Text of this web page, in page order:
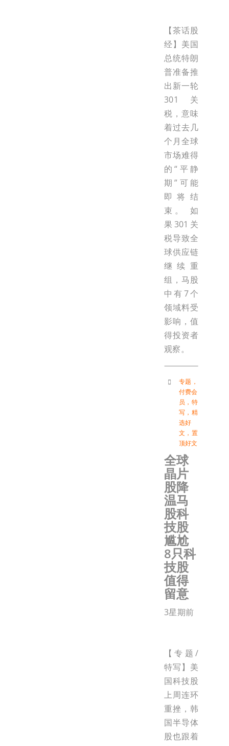
【茶话股
经】美国
总统特朗
普准备推
出新一轮
301关
税，意味
着过去几
个月全球
市场难得
的“平静
期”可能
即将结
束。 如
果301关
税导致全
球供应链
继续重
组，马股
中有7个
领域料受
影响，值
得投资者
观察。
专题 ，
付费会
员 ， 特
写 ， 精
选好
文 ， 置
顶好文
全球
晶片
股降
温马
股科
技股
尴尬
8只科
技股
值得
留意
3星期前
【专题/
特写】美
国科技股
上周连环
重挫，韩
国半导体
股也跟着